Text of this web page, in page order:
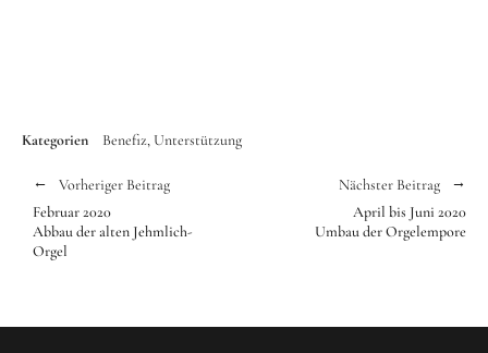
Kategorien Benefiz Unterstützung
Vorheriger Beitrag
Februar 2020
Abbau der alten Jehmlich-
Orgel
Nächster Beitrag
April bis Juni 2020
Umbau der Orgelempore